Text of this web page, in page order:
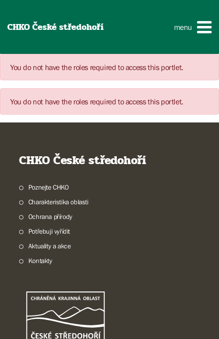
CHKO České středohoří menu
You do not have the roles required to access this portlet.
You do not have the roles required to access this portlet.
CHKO České středohoří
Poznejte CHKO
Charakteristika oblasti
Ochrana přírody
Potřebuji vyřídit
Aktuality a akce
Kontakty